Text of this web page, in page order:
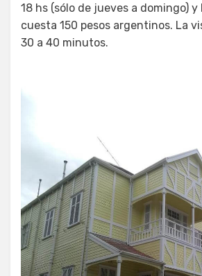
18 hs (sólo de jueves a domingo)
cuesta 150 pesos argentinos. La
30 a 40 minutos.